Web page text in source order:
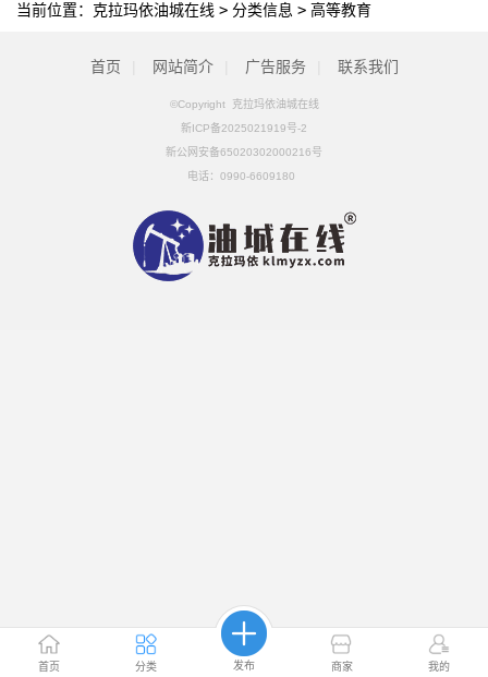
首页 分类 发布 商家 我的
当前位置： 克拉玛依油城在线 > 分类信息 > 高等教育
首页 网站简介 广告服务 联系我们
©Copyright 克拉玛依油城在线
新ICP备2025021919号-2
新公网安备65020302000216号
电话： 0990-6609180